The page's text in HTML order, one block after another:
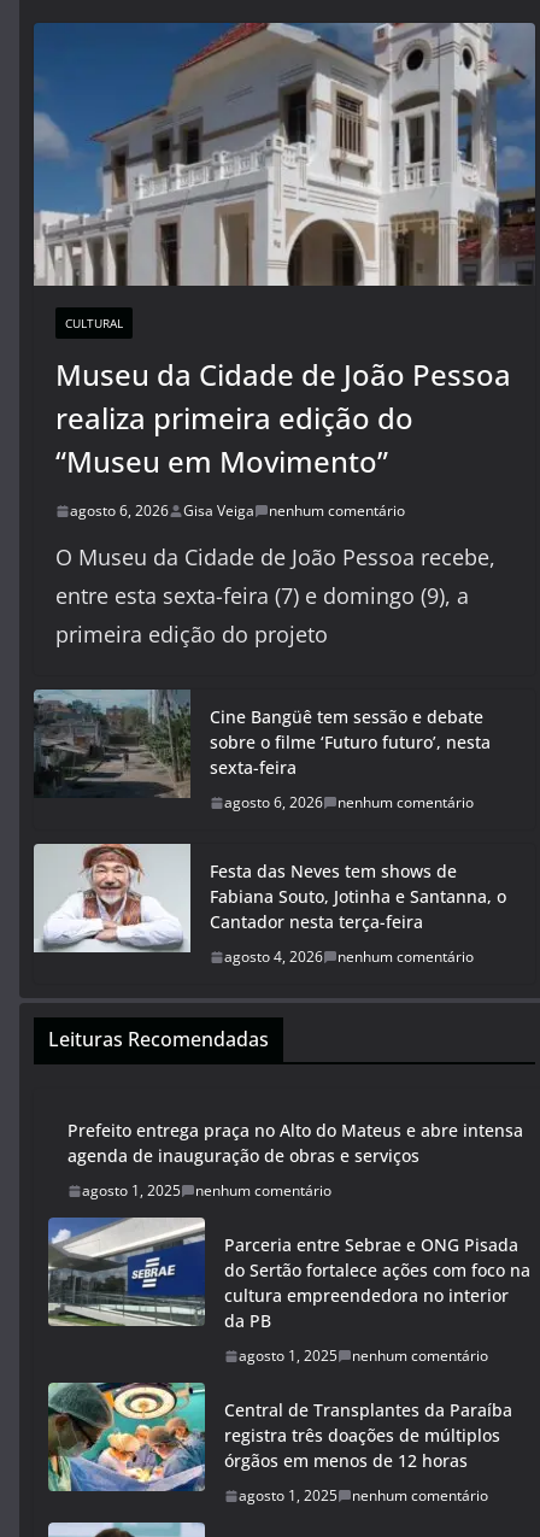
CULTURAL
Museu da Cidade de João Pessoa
realiza primeira edição do
“Museu em Movimento”
agosto 6, 2026 Gisa Veiga nenhum comentário
O Museu da Cidade de João Pessoa recebe,
entre esta sexta-feira (7) e domingo (9), a
primeira edição do projeto
Cine Bangüê tem sessão e debate
sobre o filme ‘Futuro futuro’, nesta
sexta-feira
agosto 6, 2026 nenhum comentário
Festa das Neves tem shows de
Fabiana Souto, Jotinha e Santanna, o
Cantador nesta terça-feira
agosto 4, 2026 nenhum comentário
Leituras Recomendadas
Prefeito entrega praça no Alto do Mateus e abre intensa
agenda de inauguração de obras e serviços
agosto 1, 2025 nenhum comentário
Parceria entre Sebrae e ONG Pisada
do Sertão fortalece ações com foco na
cultura empreendedora no interior
da PB
agosto 1, 2025 nenhum comentário
Central de Transplantes da Paraíba
registra três doações de múltiplos
órgãos em menos de 12 horas
agosto 1, 2025 nenhum comentário